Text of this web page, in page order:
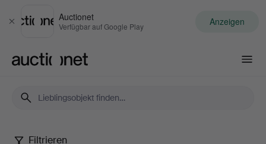
Schließen
Auctionet
Verfügbar auf Google Play Anzeigen
Filtrieren